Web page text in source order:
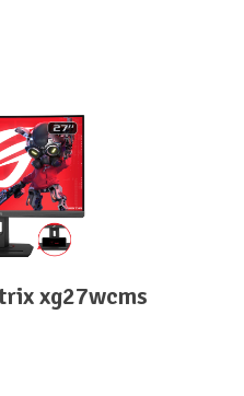
xg27wcms